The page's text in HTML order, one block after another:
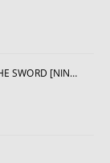
ONIMUSHA: WAY OF THE SWORD [NINTENDO SWITCH 2]